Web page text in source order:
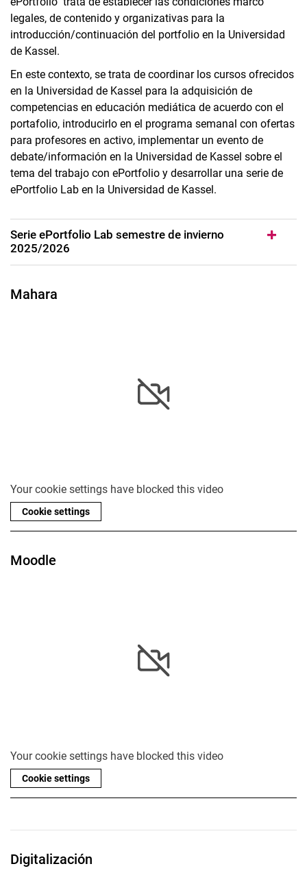
legales, de contenido y organizativas para la
introducción/continuación del portfolio en la Universidad
de Kassel.
En este contexto, se trata de coordinar los cursos ofrecidos
en la Universidad de Kassel para la adquisición de
competencias en educación mediática de acuerdo con el
portafolio, introducirlo en el programa semanal con ofertas
para profesores en activo, implementar un evento de
debate/información en la Universidad de Kassel sobre el
tema del trabajo con ePortfolio y desarrollar una serie de
ePortfolio Lab en la Universidad de Kassel.
Serie ePortfolio Lab semestre de invierno
2025/2026
Mahara
Your cookie settings have blocked this video
Cookie settings
Moodle
Your cookie settings have blocked this video
Cookie settings
Digitalización